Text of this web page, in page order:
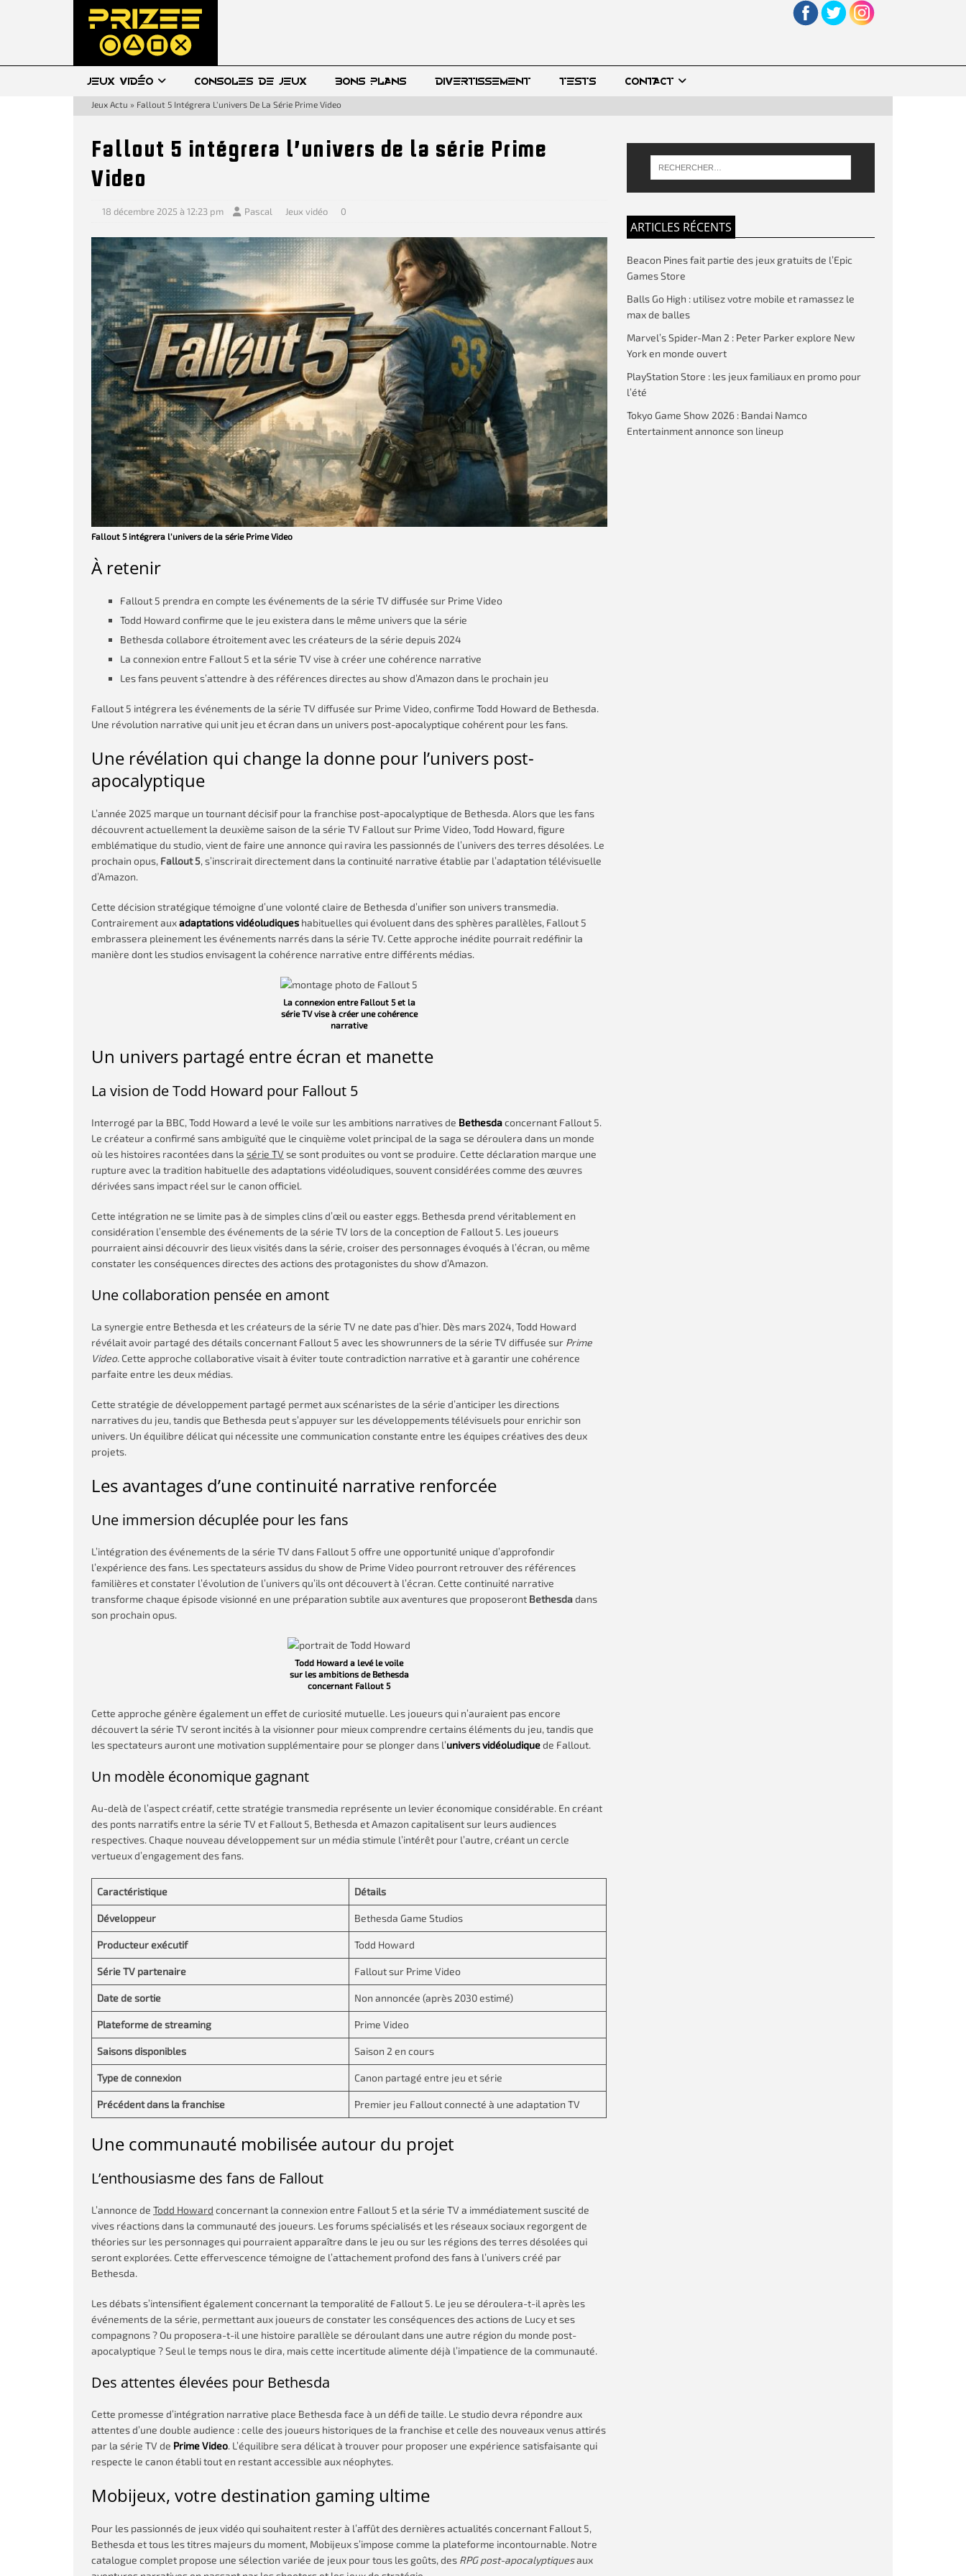
JEUX VIDÉO CONSOLES DE JEUX BONS PLANS DIVERTISSEMENT TESTS CONTACT
Jeux Actu » Fallout 5 Intégrera L’univers De La Série Prime Video
Fallout 5 intégrera l’univers de la série Prime
Video
18 décembre 2025 à 12:23 pm Pascal Jeux vidéo 0
Fallout 5 intégrera l'univers de la série Prime Video
À retenir
Fallout 5 prendra en compte les événements de la série TV diffusée sur Prime Video
Todd Howard confirme que le jeu existera dans le même univers que la série
Bethesda collabore étroitement avec les créateurs de la série depuis 2024
La connexion entre Fallout 5 et la série TV vise à créer une cohérence narrative
Les fans peuvent s’attendre à des références directes au show d’Amazon dans le prochain jeu
Fallout 5 intégrera les événements de la série TV diffusée sur Prime Video, confirme Todd Howard de Bethesda.
Une révolution narrative qui unit jeu et écran dans un univers post-apocalyptique cohérent pour les fans.
Une révélation qui change la donne pour l’univers post-
apocalyptique
L’année 2025 marque un tournant décisif pour la franchise post-apocalyptique de Bethesda. Alors que les fans
découvrent actuellement la deuxième saison de la série TV Fallout sur Prime Video, Todd Howard, figure
emblématique du studio, vient de faire une annonce qui ravira les passionnés de l’univers des terres désolées. Le
prochain opus, Fallout 5, s’inscrirait directement dans la continuité narrative établie par l’adaptation télévisuelle
d’Amazon.
Cette décision stratégique témoigne d’une volonté claire de Bethesda d’unifier son univers transmedia.
Contrairement auxadaptations vidéoludiques habituelles qui évoluent dans des sphères parallèles, Fallout 5
embrassera pleinement les événements narrés dans la série TV. Cette approche inédite pourrait redéfinir la
manière dont les studios envisagent la cohérence narrative entre différents médias.
La connexion entre Fallout 5 et la
série TV vise à créer une cohérence
narrative
Un univers partagé entre écran et manette
La vision de Todd Howard pour Fallout 5
Interrogé par la BBC, Todd Howard a levé le voile sur les ambitions narratives de Bethesdaconcernant Fallout 5.
Le créateur a confirmé sans ambiguïté que le cinquième volet principal de la saga se déroulera dans un monde
où les histoires racontées dans la série TV se sont produites ou vont se produire. Cette déclaration marque une
rupture avec la tradition habituelle des adaptations vidéoludiques, souvent considérées comme des œuvres
dérivées sans impact réel sur le canon officiel.
Cette intégration ne se limite pas à de simples clins d’œil ou easter eggs. Bethesda prend véritablement en
considération l’ensemble des événements de la série TV lors de la conception de Fallout 5. Les joueurs
pourraient ainsi découvrir des lieux visités dans la série, croiser des personnages évoqués à l’écran, ou même
constater les conséquences directes des actions des protagonistes du show d’Amazon.
Une collaboration pensée en amont
La synergie entre Bethesda et les créateurs de la série TV ne date pas d’hier. Dès mars 2024, Todd Howard
révélait avoir partagé des détails concernant Fallout 5 avec les showrunners de la série TV diffusée sur Prime
Video. Cette approche collaborative visait à éviter toute contradiction narrative et à garantir une cohérence
parfaite entre les deux médias.
Cette stratégie de développement partagé permet aux scénaristes de la série d’anticiper les directions
narratives du jeu, tandis que Bethesda peut s’appuyer sur les développements télévisuels pour enrichir son
univers. Un équilibre délicat qui nécessite une communication constante entre les équipes créatives des deux
projets.
Les avantages d’une continuité narrative renforcée
Une immersion décuplée pour les fans
L’intégration des événements de la série TV dans Fallout 5 offre une opportunité unique d’approfondir
l’expérience des fans. Les spectateurs assidus du show de Prime Video pourront retrouver des références
familières et constater l’évolution de l’univers qu’ils ont découvert à l’écran. Cette continuité narrative
transforme chaque épisode visionné en une préparation subtile aux aventures que proposeront Bethesdadans
son prochain opus.
Todd Howard a levé le voile
sur les ambitions de Bethesda
concernant Fallout 5
Cette approche génère également un effet de curiosité mutuelle. Les joueurs qui n’auraient pas encore
découvert la série TV seront incités à la visionner pour mieux comprendre certains éléments du jeu, tandis que
les spectateurs auront une motivation supplémentaire pour se plonger dans l’univers vidéoludiquede Fallout.
Un modèle économique gagnant
Au-delà de l’aspect créatif, cette stratégie transmedia représente un levier économique considérable. En créant
des ponts narratifs entre la série TV et Fallout 5, Bethesda et Amazon capitalisent sur leurs audiences
respectives. Chaque nouveau développement sur un média stimule l’intérêt pour l’autre, créant un cercle
vertueux d’engagement des fans.
Caractéristique Détails
Développeur Bethesda Game Studios
Producteur exécutif Todd Howard
Série TV partenaire Fallout sur Prime Video
Date de sortie Non annoncée (après 2030 estimé)
Plateforme de streaming Prime Video
Saisons disponibles Saison 2 en cours
Type de connexion Canon partagé entre jeu et série
Précédent dans la franchise Premier jeu Fallout connecté à une adaptation TV
Une communauté mobilisée autour du projet
L’enthousiasme des fans de Fallout
L’annonce de Todd Howard concernant la connexion entre Fallout 5 et la série TV a immédiatement suscité de
vives réactions dans la communauté des joueurs. Les forums spécialisés et les réseaux sociaux regorgent de
théories sur les personnages qui pourraient apparaître dans le jeu ou sur les régions des terres désolées qui
seront explorées. Cette effervescence témoigne de l’attachement profond des fans à l’univers créé par
Bethesda.
Les débats s’intensifient également concernant la temporalité de Fallout 5. Le jeu se déroulera-t-il après les
événements de la série, permettant aux joueurs de constater les conséquences des actions de Lucy et ses
compagnons ? Ou proposera-t-il une histoire parallèle se déroulant dans une autre région du monde post-
apocalyptique ? Seul le temps nous le dira, mais cette incertitude alimente déjà l’impatience de la communauté.
Des attentes élevées pour Bethesda
Cette promesse d’intégration narrative place Bethesda face à un défi de taille. Le studio devra répondre aux
attentes d’une double audience : celle des joueurs historiques de la franchise et celle des nouveaux venus attirés
par la série TV de Prime Video. L’équilibre sera délicat à trouver pour proposer une expérience satisfaisante qui
respecte le canon établi tout en restant accessible aux néophytes.
Mobijeux, votre destination gaming ultime
Pour les passionnés de jeux vidéo qui souhaitent rester à l’affût des dernières actualités concernant Fallout 5,
Bethesda et tous les titres majeurs du moment, Mobijeux s’impose comme la plateforme incontournable. Notre
catalogue complet propose une sélection variée de jeux pour tous les goûts, des RPG post-apocalyptiquesaux
ARTICLES RÉCENTS
Beacon Pines fait partie des jeux gratuits de l’Epic
Games Store
Balls Go High : utilisez votre mobile et ramassez le
max de balles
Marvel’s Spider-Man 2 : Peter Parker explore New
York en monde ouvert
PlayStation Store : les jeux familiaux en promo pour
l’été
Tokyo Game Show 2026 : Bandai Namco
Entertainment annonce son lineup